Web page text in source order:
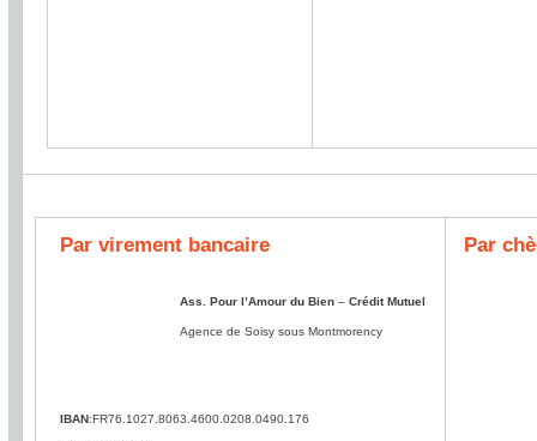
Par virement bancaire
Ass. Pour l’Amour du Bien– Crédit Mutuel
Agence de Soisy sous Montmorency
IBAN:FR76.1027.8063.4600.0208.0490.176
Par